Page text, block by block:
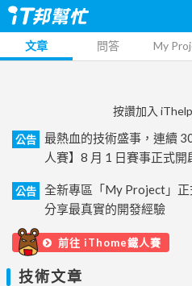
文章 問答 My
按讚加入
公告
最熱血的技術盛事，連續
人賽】8 月 1 日賽事正式開
公告
全新專區「My Project」正
分享最真實的開發經驗
前往 iThome鐵人賽
技術文章